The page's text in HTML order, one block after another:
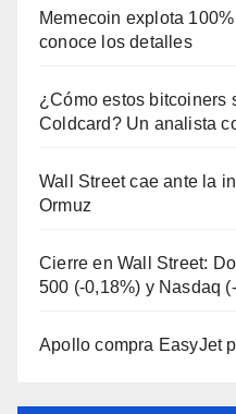
Memecoin explota
conoce los detalles
¿Cómo estos bitcoiners
Coldcard? Un analista
Wall Street cae ante la
Ormuz
Cierre en Wall Street:
500 (-0,18%) y Nasdaq
Apollo compra EasyJet